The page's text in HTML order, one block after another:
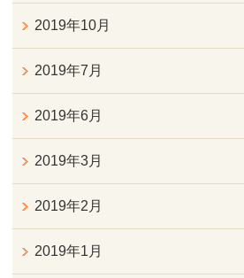
2019年10月
2019年7月
2019年6月
2019年3月
2019年2月
2019年1月